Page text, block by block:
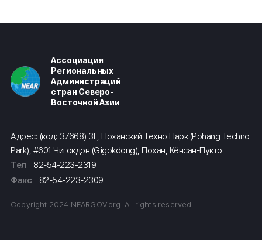
Ассоциация
Региональных
Администраций
стран Северо-
Восточной Азии
Адрес: (код: 37668) 3F, Поханский Техно Парк (Pohang Techno
Park), #601 Чигокдон (Gigokdong), Похан, Кёнсан-Пукто
Тел
82-54-223-2319
Факс
82-54-223-2309
Copyright 2024 NEARGOV.org. All rights reserved.